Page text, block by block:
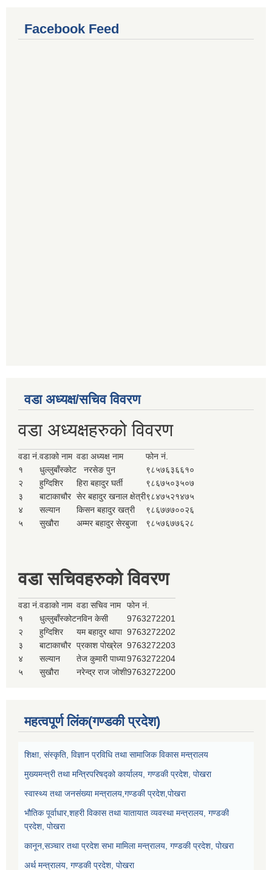
Facebook Feed
वडा अध्यक्ष/सचिव विवरण
वडा अध्यक्षहरुको विवरण
वडा नं.वडाको नाम वडा अध्यक्ष नाम
फोन नं.
१
धुल्लुबाँस्कोट नरसेङ पुन
९८५७६३६६१०
२
हुग्दिशिर हिरा बहादुर घर्ती
९८६७५०३५०७
३
बाटाकाचौर सेर बहादुर खनाल क्षेत्री९८४७५२१४७५
४
सल्यान किसन बहादुर खत्री
९८६७७७००२६
५
सुखौरा अम्मर बहादुर सेरबुजा ९८५७६७७६२८
वडा सचिवहरुको विवरण
वडा नं.वडाको नाम वडा सचिव नाम
फोन नं.
१
धुल्लुबाँस्कोटनविन केसी
9763272201
२
हुग्दिशिर यम बहादुर थापा 9763272202
३
बाटाकाचौर प्रकाश पोख्रेल 9763272203
४
सल्यान तेज कुमारी पाध्या9763272204
५
सुखौरा नरेन्द्र राज जोशी9763272200
महत्वपूर्ण लिंक(गण्डकी प्रदेश)
शिक्षा, संस्कृति, विज्ञान प्रविधि तथा सामाजिक विकास मन्त्रालय
मुख्यमन्त्री तथा मन्त्रिपरिषद्को कार्यालय, गण्डकी प्रदेश, पोखरा
स्वास्थ्य तथा जनसंख्या मन्त्रालय,गण्डकी प्रदेश,पोखरा
भौतिक पूर्वाधार,शहरी विकास तथा यातायात व्यवस्था मन्त्रालय, गण्डकी
प्रदेश, पोखरा
कानून,सञ्चार तथा प्रदेश सभा मामिला मन्त्रालय, गण्डकी प्रदेश, पोखरा
अर्थ मन्त्रालय, गण्डकी प्रदेश, पोखरा